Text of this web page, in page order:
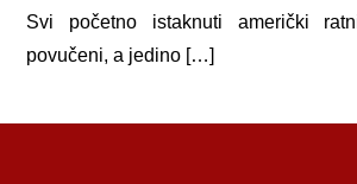
Svi početno istaknuti američki
povučeni, a jedino […]